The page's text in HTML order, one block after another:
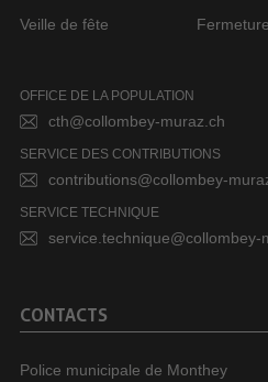
Veille de fête
OFFICE DE LA POPULATION
cth@collombey-muraz.ch
SERVICE DES CONTRIBUTIONS
contributions@collombey-
SERVICE TECHNIQUE
service.technique@collombey-
CONTACTS
Police municipale de Monthey